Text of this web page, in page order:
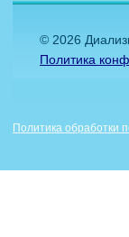
© 2026
Политика
Политика обработки